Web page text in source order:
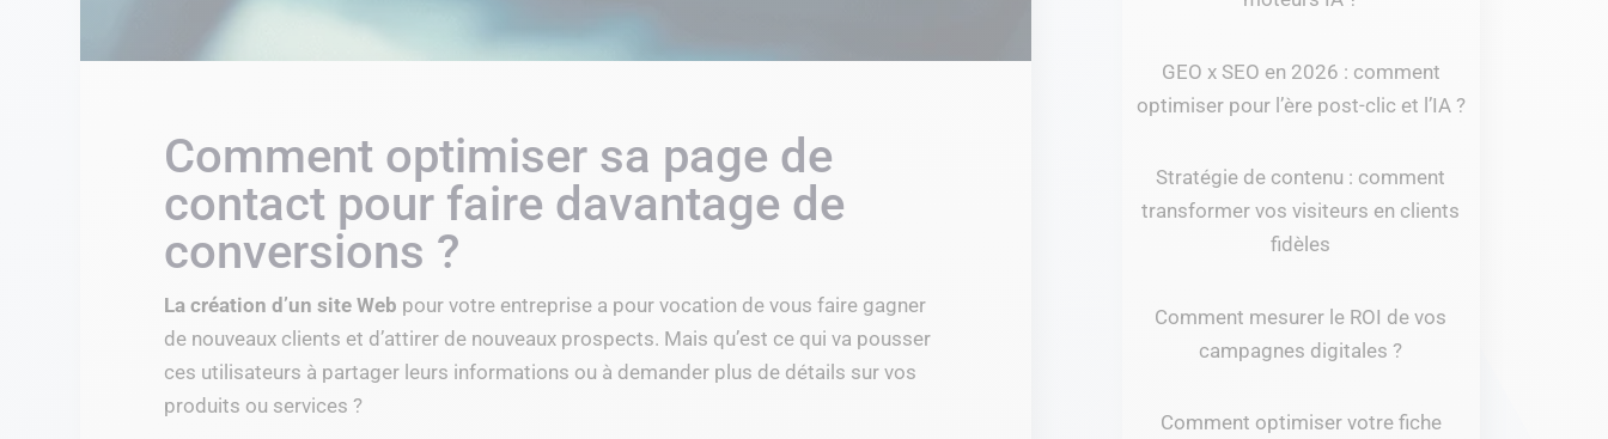
Comment optimiser sa page de
contact pour faire davantage de
conversions ?
La création d’un site Web pour votre entreprise a pour vocation de vous faire gagner
de nouveaux clients et d’attirer de nouveaux prospects. Mais qu’est ce qui va pousser
ces utilisateurs à partager leurs informations ou à demander plus de détails sur vos
produits ou services ?
GEO x SEO en 2026 : comment
optimiser pour l’ère post-clic et l’IA ?
Stratégie de contenu : comment
transformer vos visiteurs en clients
fidèles
Comment mesurer le ROI de vos
campagnes digitales ?
Comment optimiser votre fiche